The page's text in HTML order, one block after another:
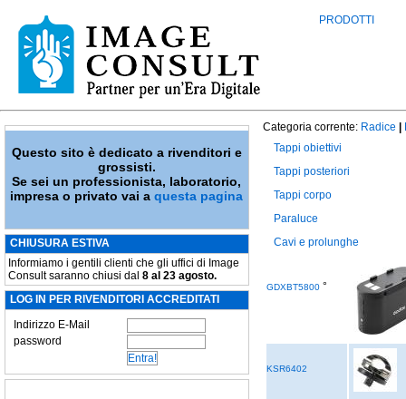
PRODOTTI
Questo sito è dedicato a rivenditori e
grossisti.
Se sei un professionista, laboratorio,
impresa o privato vai aquesta pagina
CHIUSURA ESTIVA
Informiamo i gentili clienti che gli uffici di Image
Consult saranno chiusi dal 8 al 23 agosto.
LOG IN PER RIVENDITORI ACCREDITATI
Indirizzo E-Mail
password
Categoria corrente: Radice
Tappi obiettivi
Tappi posteriori
Tappi corpo
Paraluce
Cavi e prolunghe
GDXBT5800 °
KSR6402